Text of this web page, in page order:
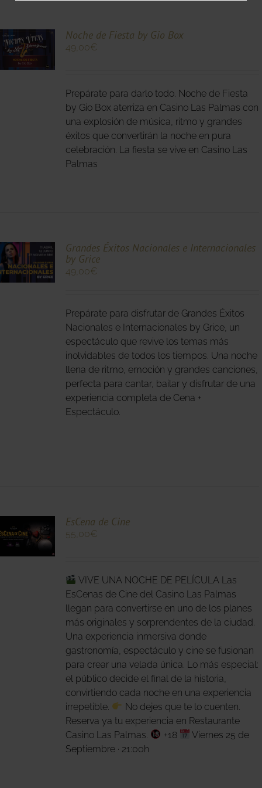
Noche de Fiesta by Gio Box
49,00€
Prepárate para darlo todo. Noche de Fiesta
by Gio Box aterriza en Casino Las Palmas con
una explosión de música, ritmo y grandes
éxitos que convertirán la noche en pura
celebración. La fiesta se vive en Casino Las
Palmas
Grandes Éxitos Nacionales e Internacionales
by Grice
49,00€
Prepárate para disfrutar de Grandes Éxitos
Nacionales e Internacionales by Grice, un
espectáculo que revive los temas más
inolvidables de todos los tiempos. Una noche
llena de ritmo, emoción y grandes canciones,
perfecta para cantar, bailar y disfrutar de una
experiencia completa de Cena +
Espectáculo.
EsCena de Cine
55,00€
VIVE UNA NOCHE DE PELÍCULA Las
EsCenas de Cine del Casino Las Palmas
llegan para convertirse en uno de los planes
más originales y sorprendentes de la ciudad.
Una experiencia inmersiva donde
gastronomía, espectáculo y cine se fusionan
para crear una velada única. Lo más especial:
el público decide el final de la historia,
convirtiendo cada noche en una experiencia
irrepetible.
No dejes que te lo cuenten.
Reserva ya tu experiencia en Restaurante
Casino Las Palmas.
+18
Viernes 25 de
Septiembre · 21:00h